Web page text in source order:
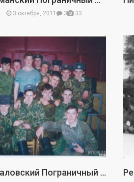
3 октября, 2011 3 33
Пыталовский Пограничный Отряд